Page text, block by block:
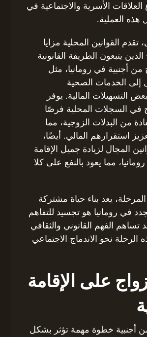
الأسرية والاجتماعية في
هذه العملية.
القوانين المحلية مزايا
يتبعون الطريقة القانونية
من أجنبية في رومانيا، مثل
الخدمات الصحية
التسهيلات المالية. يوفر
في السجلات المحلية فرصًا
من البدلات الزوجية، مما
استقرارهم المالي. أيضًا،
المجال لزيادة جميل الإقامة
مما يعود بالنفع على كلا
يعد بناء حياة مشتركة
في رومانيا هو تجسيد للتفاهم
تساهم الفهم القانوني والثقافي
نحو الاندماج الاجتماعي
على الإقامة
أجنبية خطوة مهمة تؤثر بشكل